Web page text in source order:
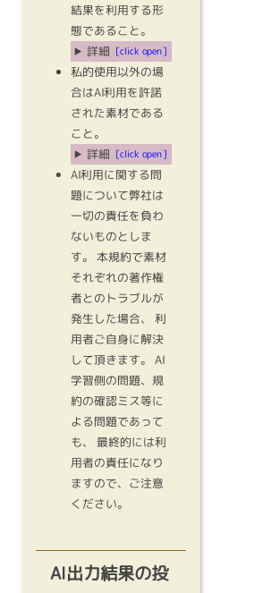
結果を利用する形
態であること。
詳細 [click open]
私的使用以外の場
合はAI利用を許諾
された素材である
こと。
詳細 [click open]
AI利用に関する問
題について弊社は
一切の責任を負わ
ないものとしま
す。 本規約で素材
それぞれの著作権
者とのトラブルが
発生した場合、 利
用者ご自身に解決
して頂きます。 AI
学習側の問題、規
約の確認ミス等に
よる問題であって
も、 最終的には利
用者の責任になり
ますので、ご注意
ください。
AI出力結果の投